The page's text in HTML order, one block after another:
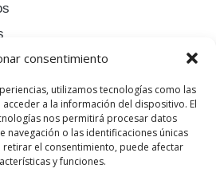
consentimiento
utilizamos tecnologías como las
a la información del dispositivo. El
nos permitirá procesar datos
navegación o las identificaciones únicas
retirar el consentimiento, puede afectar
y funciones.